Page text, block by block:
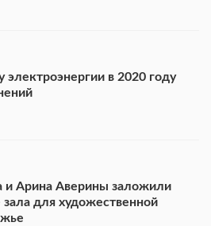
электроэнергии в 2020 году
и Арина Аверины заложили
зала для художественной